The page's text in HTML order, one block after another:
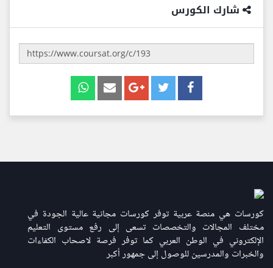
شارك الكورس
كورسات هي منصة عربية توفر كورسات مجانية عالية الجودة في
مختلف المجالات والتخصصات تسعى إلى رفع مستوى التعليم
الإلكتروني في الوطن العربي كما توفر فرصة لاصحاب الكفاءات
والخبرات والمدرسين للوصول إلى جمهور أكبر